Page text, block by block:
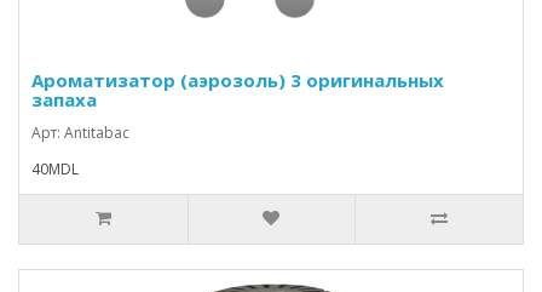
Ароматизатор (аэрозоль) 3 оригинальных
запаха
Арт: Antitabac
40MDL